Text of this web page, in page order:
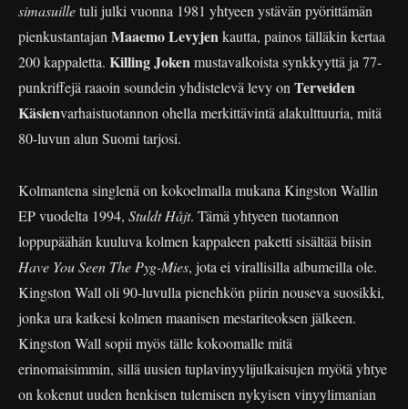
simasuilletuli julki vuonna 1981 yhtyeen ystävän pyörittämän
pienkustantajan Maaemo Levyjenkautta, painos tälläkin kertaa
200 kappaletta. Killing Jokenmustavalkoista synkkyyttä ja 77-
punkriffejä raaoin soundein yhdistelevä levy on Terveiden
Käsienvarhaistuotannon ohella merkittävintä alakulttuuria, mitä
80-luvun alun Suomi tarjosi.
Kolmantena singlenä on kokoelmalla mukana Kingston Wallin
EP vuodelta 1994, Stuldt Håjt. Tämä yhtyeen tuotannon
loppupäähän kuuluva kolmen kappaleen paketti sisältää biisin
Have You Seen The Pyg-Mies, jota ei virallisilla albumeilla ole.
Kingston Wall oli 90-luvulla pienehkön piirin nouseva suosikki,
jonka ura katkesi kolmen maanisen mestariteoksen jälkeen.
Kingston Wall sopii myös tälle kokoomalle mitä
erinomaisimmin, sillä uusien tuplavinyylijulkaisujen myötä yhtye
on kokenut uuden henkisen tulemisen nykyisen vinyylimanian